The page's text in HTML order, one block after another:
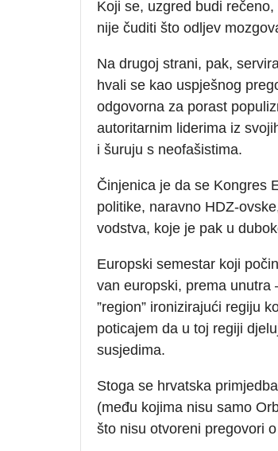
Koji se, uzgred budi
nije čuditi što odljev
Na drugoj strani, pak,
hvali se kao uspješnog
odgovorna za porast
autoritarnim liderima iz
i šuruju s neofašistima.
Činjenica je da se Kongres
politike, naravno HDZ-
vodstva, koje je pak u
Europski semestar koji
van europski, prema unutra
”region” ironizirajući regiju
poticajem da u toj regiji
susjedima.
Stoga se hrvatska
(među kojima nisu samo
što nisu otvoreni pregovori